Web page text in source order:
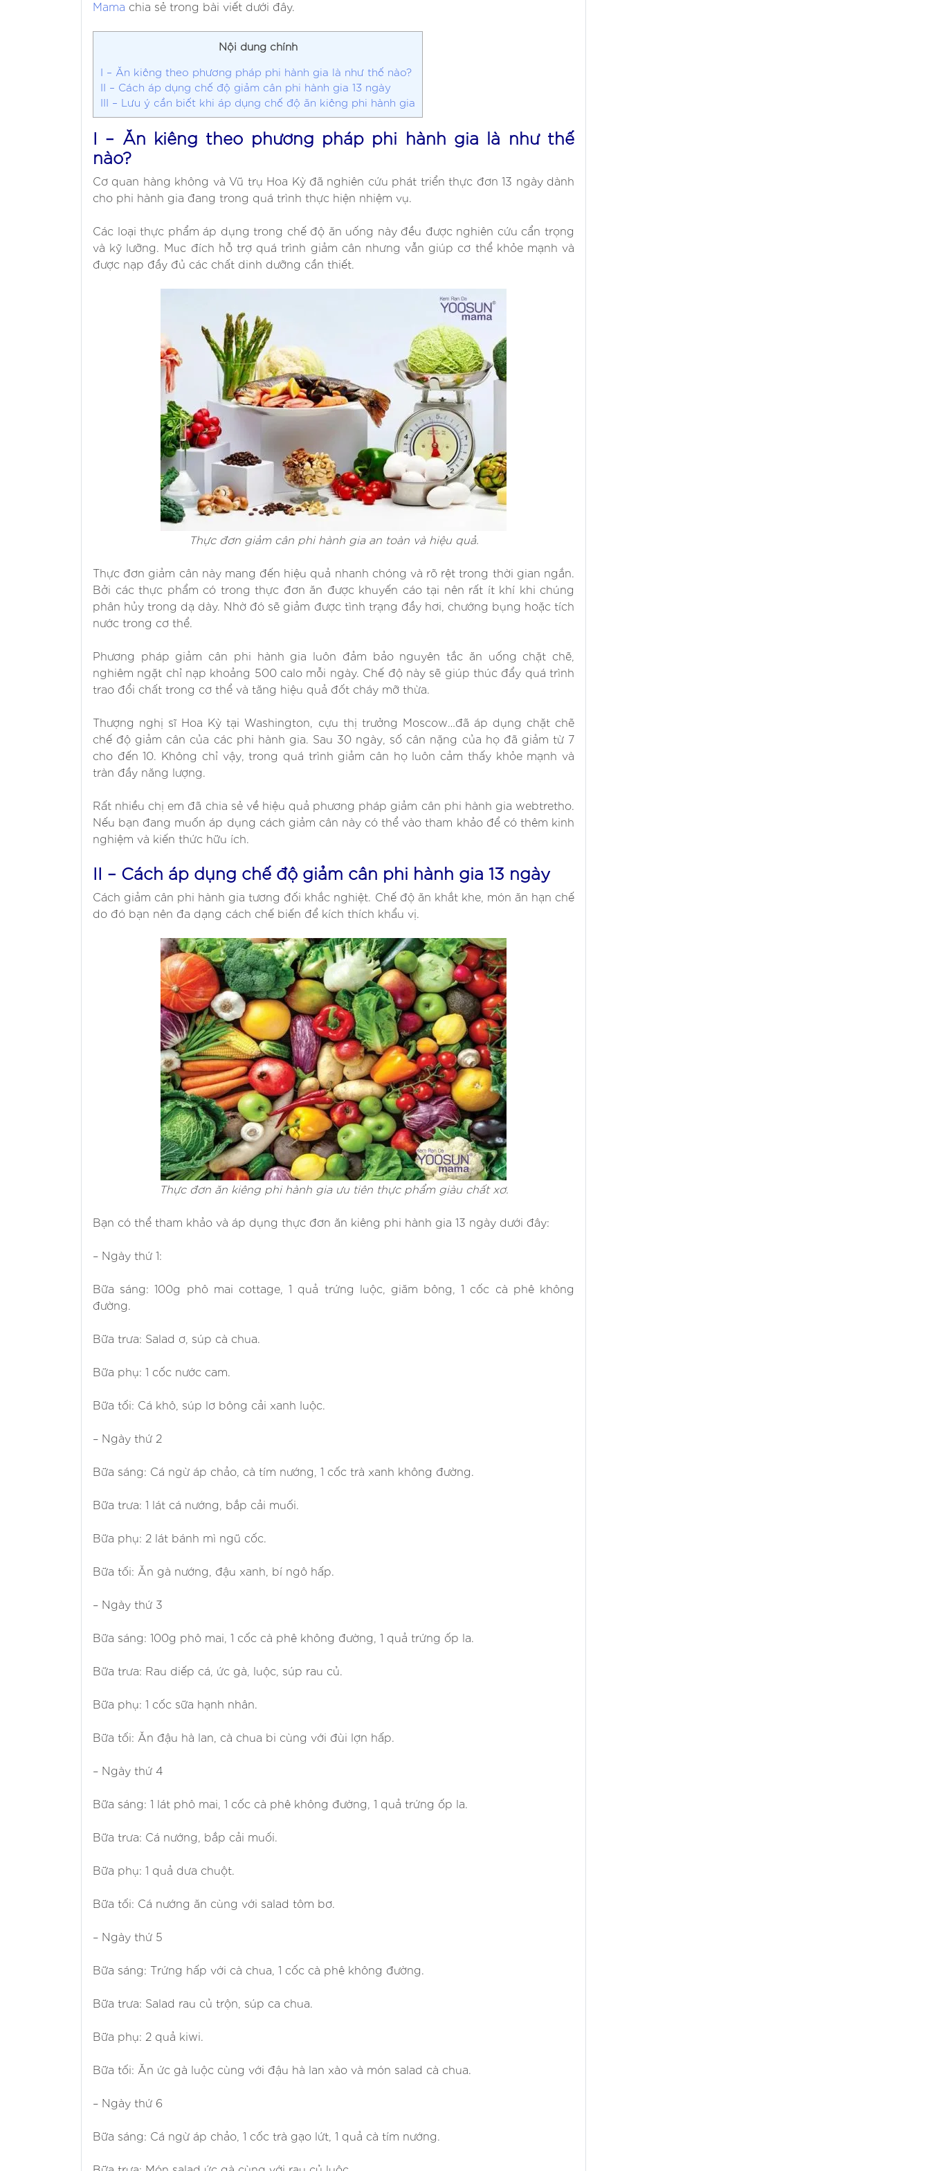
Mama chia sẻ trong bài viết dưới đây.
Nội dung chính
I – Ăn kiêng theo phương pháp phi hành gia là như thế nào?
II – Cách áp dụng chế độ giảm cân phi hành gia 13 ngày
III – Lưu ý cần biết khi áp dụng chế độ ăn kiêng phi hành gia
I – Ăn kiêng theo phương pháp phi hành gia là như thế
nào?
Cơ quan hàng không và Vũ trụ Hoa Kỳ đã nghiên cứu phát triển thực đơn 13 ngày dành
cho phi hành gia đang trong quá trình thực hiện nhiệm vụ.
Các loại thực phẩm áp dụng trong chế độ ăn uống này đều được nghiên cứu cẩn trọng
và kỹ lưỡng. Mục đích hỗ trợ quá trình giảm cân nhưng vẫn giúp cơ thể khỏe mạnh và
được nạp đầy đủ các chất dinh dưỡng cần thiết.
Thực đơn giảm cân phi hành gia an toàn và hiệu quả.
Thực đơn giảm cân này mang đến hiệu quả nhanh chóng và rõ rệt trong thời gian ngắn.
Bởi các thực phẩm có trong thực đơn ăn được khuyến cáo tại nên rất ít khí khi chúng
phân hủy trong dạ dày. Nhờ đó sẽ giảm được tình trạng đầy hơi, chướng bụng hoặc tích
nước trong cơ thể.
Phương pháp giảm cân phi hành gia luôn đảm bảo nguyên tắc ăn uống chặt chẽ,
nghiêm ngặt chỉ nạp khoảng 500 calo mỗi ngày. Chế độ này sẽ giúp thúc đẩy quá trình
trao đổi chất trong cơ thể và tăng hiệu quả đốt cháy mỡ thừa.
Thượng nghị sĩ Hoa Kỳ tại Washington, cựu thị trưởng Moscow…đã áp dụng chặt chẽ
chế độ giảm cân của các phi hành gia. Sau 30 ngày, số cân nặng của họ đã giảm từ 7
cho đến 10. Không chỉ vậy, trong quá trình giảm cân họ luôn cảm thấy khỏe mạnh và
tràn đầy năng lượng.
Rất nhiều chị em đã chia sẻ về hiệu quả phương pháp giảm cân phi hành gia webtretho.
Nếu bạn đang muốn áp dụng cách giảm cân này có thể vào tham khảo để có thêm kinh
nghiệm và kiến thức hữu ích.
II – Cách áp dụng chế độ giảm cân phi hành gia 13 ngày
Cách giảm cân phi hành gia tương đối khắc nghiệt. Chế độ ăn khắt khe, món ăn hạn chế
do đó bạn nên đa dạng cách chế biến để kích thích khẩu vị.
Thực đơn ăn kiêng phi hành gia ưu tiên thực phẩm giàu chất xơ.
Bạn có thể tham khảo và áp dụng thực đơn ăn kiêng phi hành gia 13 ngày dưới đây:
– Ngày thứ 1:
Bữa sáng: 100g phô mai cottage, 1 quả trứng luộc, giăm bông, 1 cốc cà phê không
đường.
Bữa trưa: Salad ơ, súp cà chua.
Bữa phụ: 1 cốc nước cam.
Bữa tối: Cá khô, súp lơ bông cải xanh luộc.
– Ngày thứ 2
Bữa sáng: Cá ngừ áp chảo, cà tím nướng, 1 cốc trà xanh không đường.
Bữa trưa: 1 lát cá nướng, bắp cải muối.
Bữa phụ: 2 lát bánh mì ngũ cốc.
Bữa tối: Ăn gà nướng, đậu xanh, bí ngô hấp.
– Ngày thứ 3
Bữa sáng: 100g phô mai, 1 cốc cà phê không đường, 1 quả trứng ốp la.
Bữa trưa: Rau diếp cá, ức gà, luộc, súp rau củ.
Bữa phụ: 1 cốc sữa hạnh nhân.
Bữa tối: Ăn đậu hà lan, cà chua bi cùng với đùi lợn hấp.
– Ngày thứ 4
Bữa sáng: 1 lát phô mai, 1 cốc cà phê không đường, 1 quả trứng ốp la.
Bữa trưa: Cá nướng, bắp cải muối.
Bữa phụ: 1 quả dưa chuột.
Bữa tối: Cá nướng ăn cùng với salad tôm bơ.
– Ngày thứ 5
Bữa sáng: Trứng hấp với cà chua, 1 cốc cà phê không đường.
Bữa trưa: Salad rau củ trộn, súp ca chua.
Bữa phụ: 2 quả kiwi.
Bữa tối: Ăn ức gà luộc cùng với đậu hà lan xào và món salad cà chua.
– Ngày thứ 6
Bữa sáng: Cá ngừ áp chảo, 1 cốc trà gạo lứt, 1 quả cà tím nướng.